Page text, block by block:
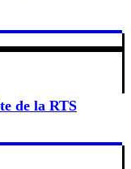
de la RTS